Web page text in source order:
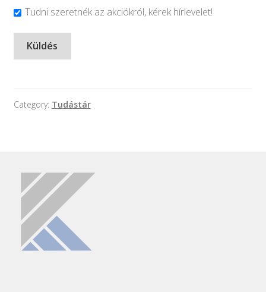
Tudni szeretnék az akciókról, kérek hírlevelet!
Category: Tudástár